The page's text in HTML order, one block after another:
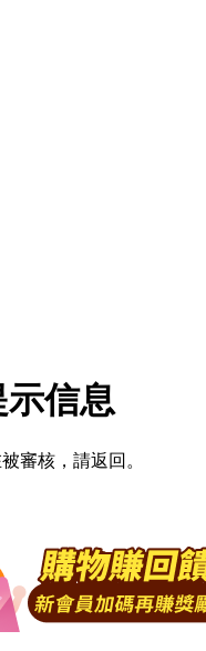
信息
審核，請返回。